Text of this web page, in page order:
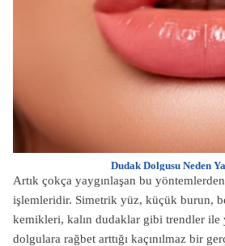
Dudak Dolgusu Neden
Artık çokça yaygınlaşan bu
işlemleridir. Simetrik yüz, küçük burun,
kemikleri, kalın dudaklar gibi trendler ile
dolgulara rağbet arttığı kaçınılmaz bir